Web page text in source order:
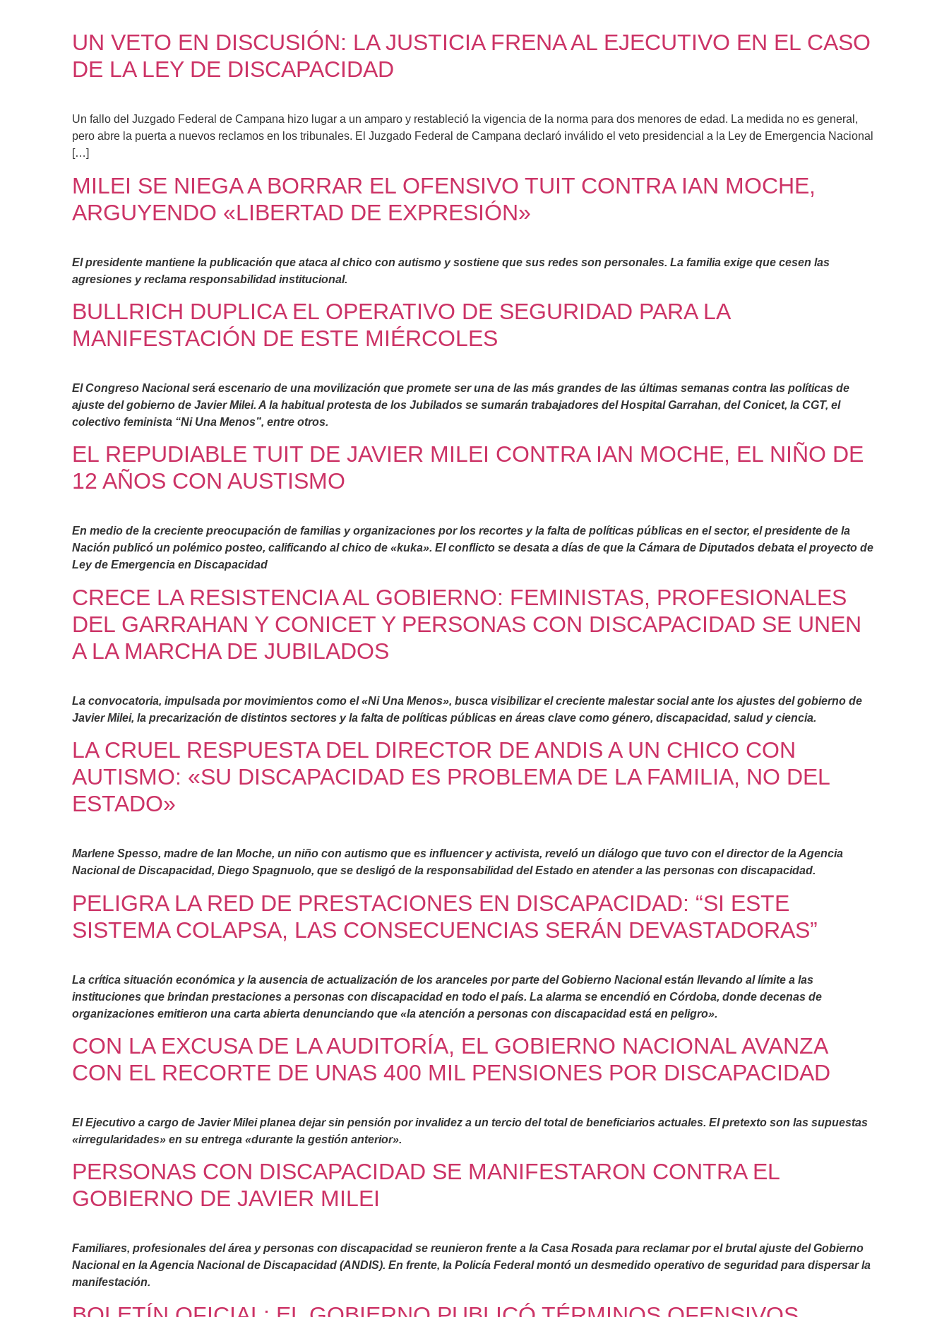
UN VETO EN DISCUSIÓN: LA JUSTICIA FRENA AL EJECUTIVO EN EL CASO
DE LA LEY DE DISCAPACIDAD
Un fallo del Juzgado Federal de Campana hizo lugar a un amparo y restableció la vigencia de la norma para dos menores de edad. La medida no es general,
pero abre la puerta a nuevos reclamos en los tribunales. El Juzgado Federal de Campana declaró inválido el veto presidencial a la Ley de Emergencia Nacional
[…]
MILEI SE NIEGA A BORRAR EL OFENSIVO TUIT CONTRA IAN MOCHE,
ARGUYENDO «LIBERTAD DE EXPRESIÓN»
El presidente mantiene la publicación que ataca al chico con autismo y sostiene que sus redes son personales. La familia exige que cesen las
agresiones y reclama responsabilidad institucional.
BULLRICH DUPLICA EL OPERATIVO DE SEGURIDAD PARA LA
MANIFESTACIÓN DE ESTE MIÉRCOLES
El Congreso Nacional será escenario de una movilización que promete ser una de las más grandes de las últimas semanas contra las políticas de
ajuste del gobierno de Javier Milei. A la habitual protesta de los Jubilados se sumarán trabajadores del Hospital Garrahan, del Conicet, la CGT, el
colectivo feminista “Ni Una Menos”, entre otros.
EL REPUDIABLE TUIT DE JAVIER MILEI CONTRA IAN MOCHE, EL NIÑO DE
12 AÑOS CON AUSTISMO
En medio de la creciente preocupación de familias y organizaciones por los recortes y la falta de políticas públicas en el sector, el presidente de la
Nación publicó un polémico posteo, calificando al chico de «kuka». El conflicto se desata a días de que la Cámara de Diputados debata el proyecto de
Ley de Emergencia en Discapacidad
CRECE LA RESISTENCIA AL GOBIERNO: FEMINISTAS, PROFESIONALES
DEL GARRAHAN Y CONICET Y PERSONAS CON DISCAPACIDAD SE UNEN
A LA MARCHA DE JUBILADOS
La convocatoria, impulsada por movimientos como el «Ni Una Menos», busca visibilizar el creciente malestar social ante los ajustes del gobierno de
Javier Milei, la precarización de distintos sectores y la falta de políticas públicas en áreas clave como género, discapacidad, salud y ciencia.
LA CRUEL RESPUESTA DEL DIRECTOR DE ANDIS A UN CHICO CON
AUTISMO: «SU DISCAPACIDAD ES PROBLEMA DE LA FAMILIA, NO DEL
ESTADO»
Marlene Spesso, madre de Ian Moche, un niño con autismo que es influencer y activista, reveló un diálogo que tuvo con el director de la Agencia
Nacional de Discapacidad, Diego Spagnuolo, que se desligó de la responsabilidad del Estado en atender a las personas con discapacidad.
PELIGRA LA RED DE PRESTACIONES EN DISCAPACIDAD: “SI ESTE
SISTEMA COLAPSA, LAS CONSECUENCIAS SERÁN DEVASTADORAS”
La crítica situación económica y la ausencia de actualización de los aranceles por parte del Gobierno Nacional están llevando al límite a las
instituciones que brindan prestaciones a personas con discapacidad en todo el país. La alarma se encendió en Córdoba, donde decenas de
organizaciones emitieron una carta abierta denunciando que «la atención a personas con discapacidad está en peligro».
CON LA EXCUSA DE LA AUDITORÍA, EL GOBIERNO NACIONAL AVANZA
CON EL RECORTE DE UNAS 400 MIL PENSIONES POR DISCAPACIDAD
El Ejecutivo a cargo de Javier Milei planea dejar sin pensión por invalidez a un tercio del total de beneficiarios actuales. El pretexto son las supuestas
«irregularidades» en su entrega «durante la gestión anterior».
PERSONAS CON DISCAPACIDAD SE MANIFESTARON CONTRA EL
GOBIERNO DE JAVIER MILEI
Familiares, profesionales del área y personas con discapacidad se reunieron frente a la Casa Rosada para reclamar por el brutal ajuste del Gobierno
Nacional en la Agencia Nacional de Discapacidad (ANDIS). En frente, la Policía Federal montó un desmedido operativo de seguridad para dispersar la
manifestación.